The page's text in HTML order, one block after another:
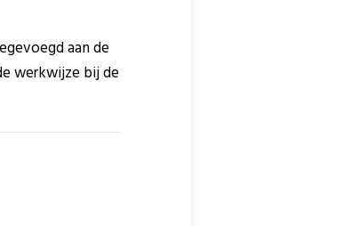
aan de
werkwijze bij de